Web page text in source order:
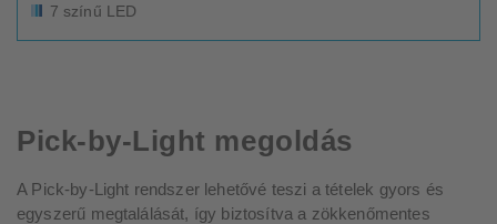
7 színű LED
Pick-by-Light megoldás
A Pick-by-Light rendszer lehetővé teszi a tételek gyors és
egyszerű megtalálását, így biztosítva a zökkenőmentes